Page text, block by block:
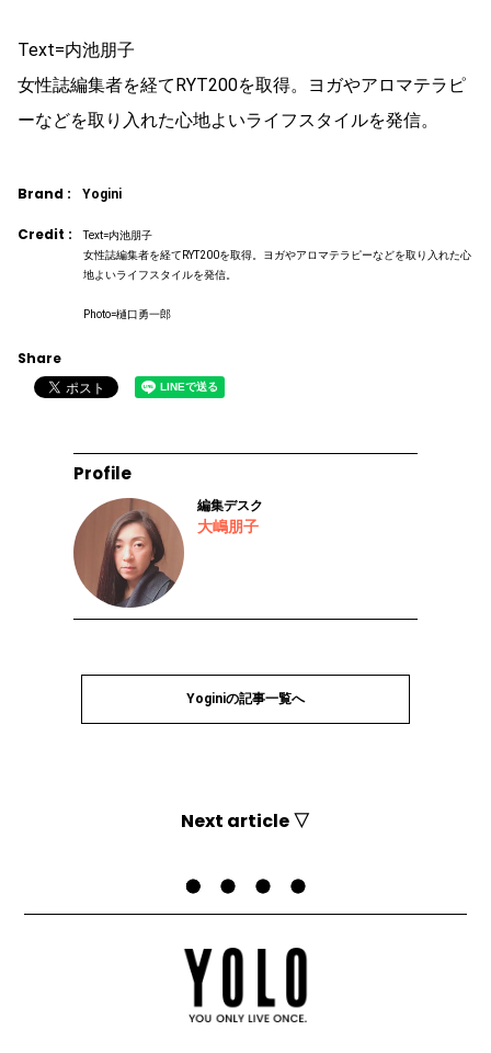
Text=内池朋子
女性誌編集者を経てRYT200を取得。ヨガやアロマテラピ
ーなどを取り入れた心地よいライフスタイルを発信。
Brand : Yogini
Credit :
Text=内池朋子
女性誌編集者を経てRYT200を取得。ヨガやアロマテラピーなどを取り入れた心
地よいライフスタイルを発信。
Photo=樋口勇一郎
Share
Profile
編集デスク
大嶋朋子
Yoginiの記事一覧へ
Next article ▽